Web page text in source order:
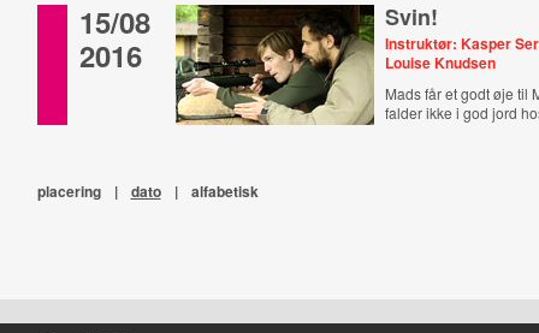
15/08
2016
Svin!
Instruktør: Kasper
Louise Knudsen
Mads får et godt øje til
falder ikke i god jord
placering | dato | alfabetisk